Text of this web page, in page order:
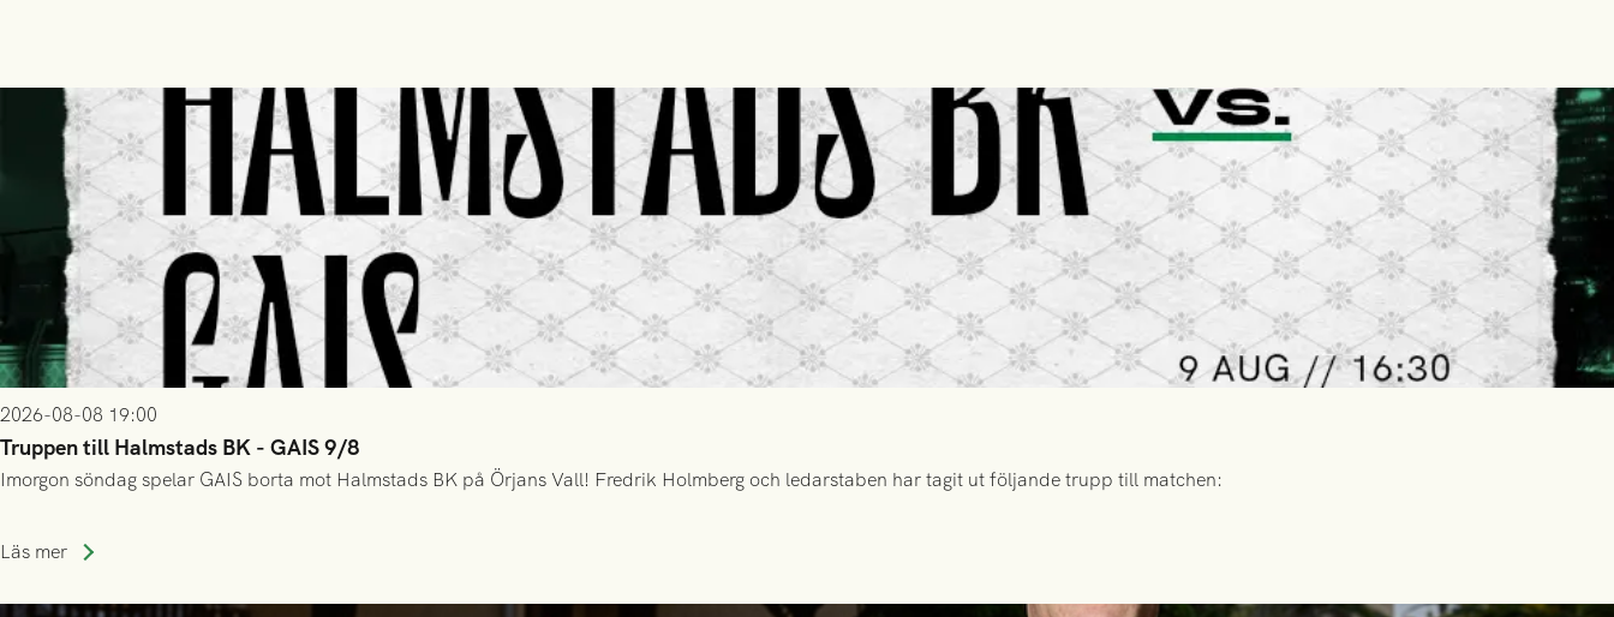
2026-08-08 19:00
Truppen till Halmstads BK - GAIS 9/8
Imorgon söndag spelar GAIS borta mot Halmstads BK på Örjans Vall! Fredrik Holmberg och ledarstaben har tagit ut följande trupp till matchen:
Läs mer